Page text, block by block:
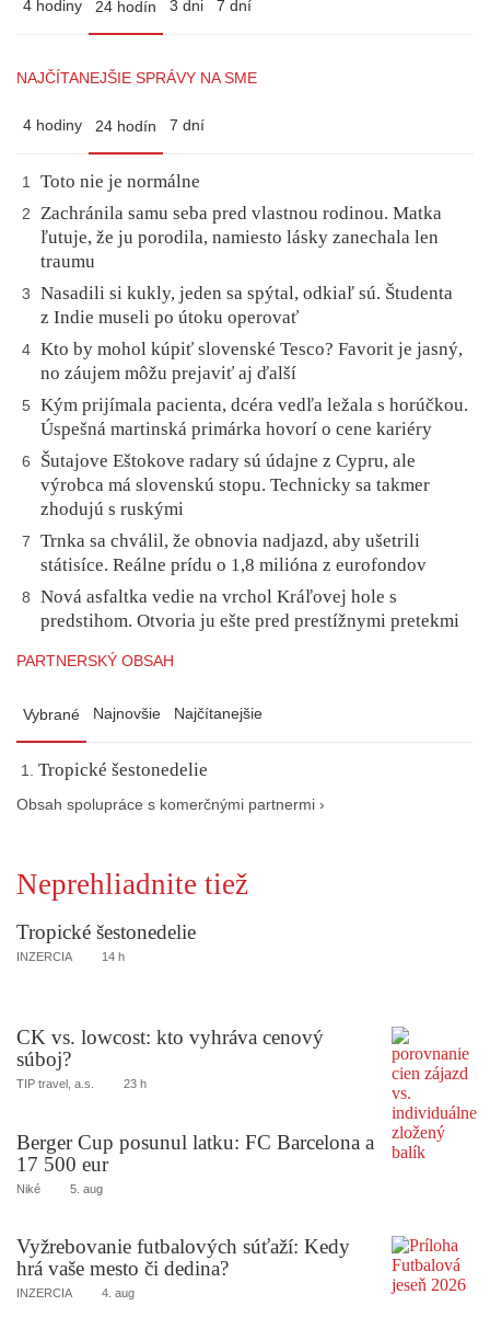
4 hodiny 24 hodín 3 dni 7 dní
NAJČÍTANEJŠIE SPRÁVY NA SME
4 hodiny 24 hodín 7 dní
1 Toto nie je normálne
2
Zachránila samu seba pred vlastnou rodinou. Matka
ľutuje, že ju porodila, namiesto lásky zanechala len
traumu
3
Nasadili si kukly, jeden sa spýtal, odkiaľ sú. Študenta
z Indie museli po útoku operovať
4 Kto by mohol kúpiť slovenské Tesco? Favorit je jasný,
no záujem môžu prejaviť aj ďalší
5
Kým prijímala pacienta, dcéra vedľa ležala s horúčkou.
Úspešná martinská primárka hovorí o cene kariéry
6
Šutajove Eštokove radary sú údajne z Cypru, ale
výrobca má slovenskú stopu. Technicky sa takmer
zhodujú s ruskými
7
Trnka sa chválil, že obnovia nadjazd, aby ušetrili
státisíce. Reálne prídu o 1,8 milióna z eurofondov
8
Nová asfaltka vedie na vrchol Kráľovej hole s
predstihom. Otvoria ju ešte pred prestížnymi pretekmi
PARTNERSKÝ OBSAH
Vybrané Najnovšie Najčítanejšie
Tropické šestonedelie
Obsah spolupráce s komerčnými partnermi ›
Neprehliadnite tiež
Tropické šestonedelie
INZERCIA 14 h
CK vs. lowcost: kto vyhráva cenový
súboj?
TIP travel, a.s. 23 h
Berger Cup posunul latku: FC Barcelona a
17 500 eur
Niké 5. aug
Vyžrebovanie futbalových súťaží: Kedy
hrá vaše mesto či dedina?
INZERCIA 4. aug